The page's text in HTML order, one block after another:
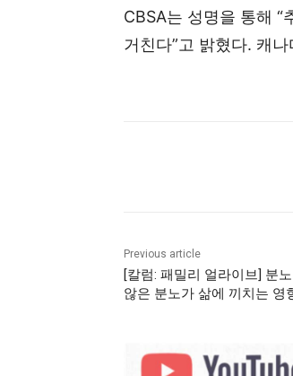
CBSA는 성명을 통해
거친다”고 밝혔다. 캐
Previous article
[칼럼: 패밀리 얼라이브] 분
않은 분노가 삶에 끼치는 영